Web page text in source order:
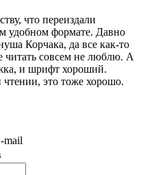
что переиздали
удобном формате. Давно
Корчака, да все как-то
читать совсем не люблю. А
и шрифт хороший.
чтении, это тоже хорошо.
mail